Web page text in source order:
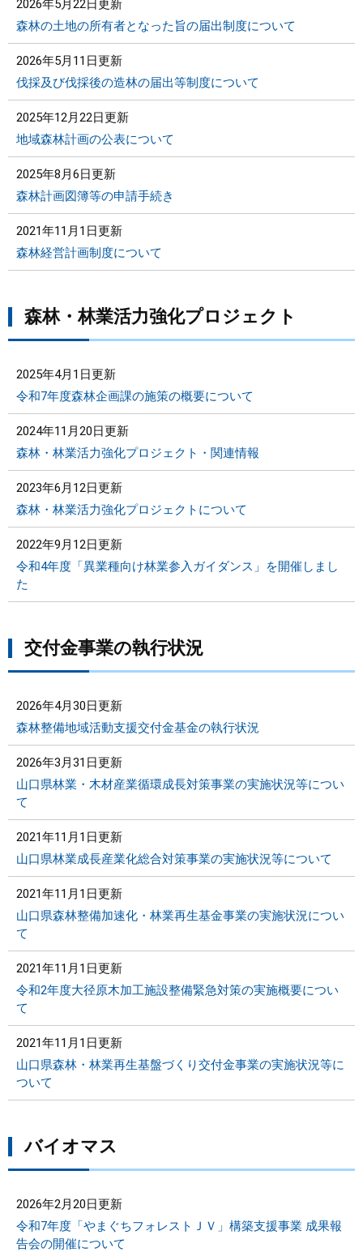
2026年5月22日更新
森林の土地の所有者となった旨の届出制度について
2026年5月11日更新
伐採及び伐採後の造林の届出等制度について
2025年12月22日更新
地域森林計画の公表について
2025年8月6日更新
森林計画図簿等の申請手続き
2021年11月1日更新
森林経営計画制度について
森林・林業活力強化プロジェクト
2025年4月1日更新
令和7年度森林企画課の施策の概要について
2024年11月20日更新
森林・林業活力強化プロジェクト・関連情報
2023年6月12日更新
森林・林業活力強化プロジェクトについて
2022年9月12日更新
令和4年度「異業種向け林業参入ガイダンス」を開催しまし
た
交付金事業の執行状況
2026年4月30日更新
森林整備地域活動支援交付金基金の執行状況
2026年3月31日更新
山口県林業・木材産業循環成長対策事業の実施状況等につい
て
2021年11月1日更新
山口県林業成長産業化総合対策事業の実施状況等について
2021年11月1日更新
山口県森林整備加速化・林業再生基金事業の実施状況につい
て
2021年11月1日更新
令和2年度大径原木加工施設整備緊急対策の実施概要につい
て
2021年11月1日更新
山口県森林・林業再生基盤づくり交付金事業の実施状況等に
ついて
バイオマス
2026年2月20日更新
令和7年度「やまぐちフォレストＪＶ」構築支援事業 成果報
告会の開催について